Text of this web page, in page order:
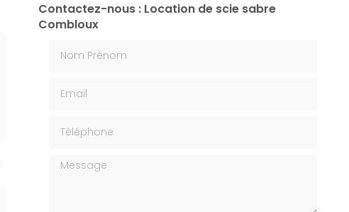
Contactez-nous : Location de scie sabre
Combloux
Message